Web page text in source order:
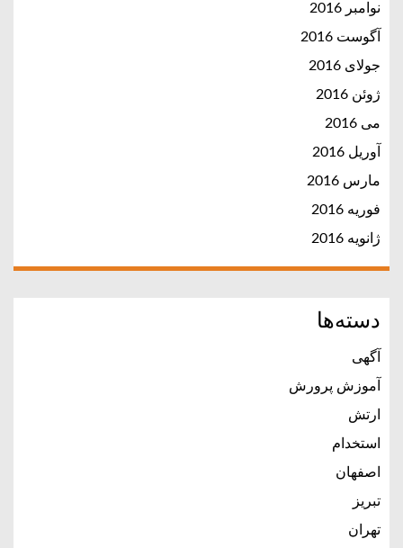
نوامبر 2016
آگوست 2016
جولای 2016
ژوئن 2016
می 2016
آوریل 2016
مارس 2016
فوریه 2016
ژانویه 2016
دسته‌ها
آگهی
آموزش پرورش
ارتش
استخدام
اصفهان
تبریز
تهران